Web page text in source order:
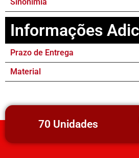
Sinonímia
Informações
Prazo de Entrega
Material
70 Unidades